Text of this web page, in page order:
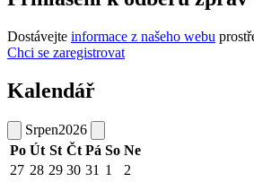
Dostávejte informace z našeho webu
Chci se zaregistrovat
Kalendář
Srpen2026
Po Út St Čt Pá So Ne
27 28 29 30 31 1
2